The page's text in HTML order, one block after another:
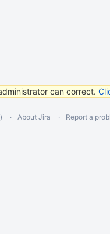
can correct.
) About Jira Report a